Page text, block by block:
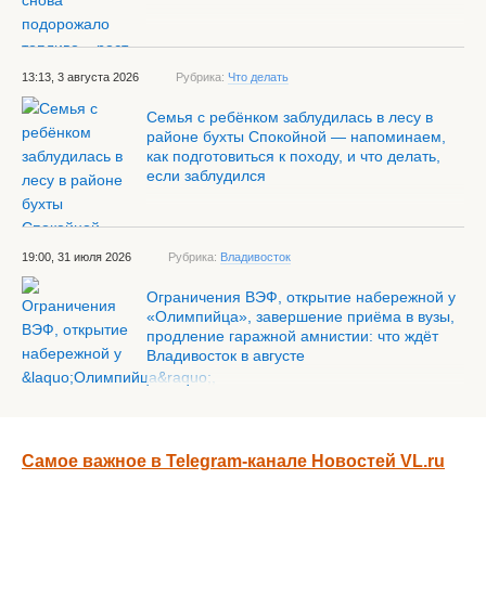
13:13, 3 августа 2026 Рубрика: Что делать
Семья с ребёнком заблудилась в лесу в
районе бухты Спокойной — напоминаем,
как подготовиться к походу, и что делать,
если заблудился
19:00, 31 июля 2026 Рубрика: Владивосток
Ограничения ВЭФ, открытие набережной у
«Олимпийца», завершение приёма в вузы,
продление гаражной амнистии: что ждёт
Владивосток в августе
Самое важное в Telegram-канале Новостей VL.ru